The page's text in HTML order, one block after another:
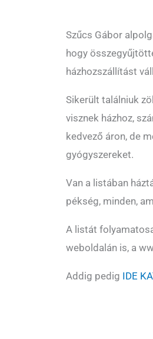
Szűcs Gábor
hogy
házhozszállítást
Sikerült találniuk
visznek házhoz,
kedvező áron, de
gyógyszereket.
Van a listában
pékség, minden,
A listát
weboldalán is, a
Addig pedig IDE